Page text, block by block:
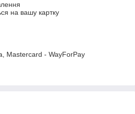
на вашу картку
Mastercard - WayForPay